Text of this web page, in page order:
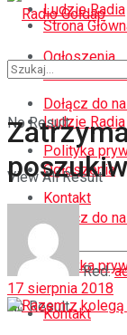
Ludzie Radia
Ogłoszenia
Dołącz do
Polityka
Kontakt
No Result
Strona
Ludzie Radia
Ogłoszenia
Dołącz do
Polityka
Kontakt
No Result
View All Result
Red.
17 sierpnia 2018